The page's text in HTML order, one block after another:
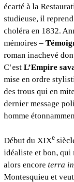
écarté à la
studieuse, il
choléra en 1832.
mémoires –
roman inachevé
C’est L’Empire
mise en ordre
des trous qui en
dernier message
homme
Début du XIXe
idéaliste et bon, qui
alors encore terra
Montesquieu et